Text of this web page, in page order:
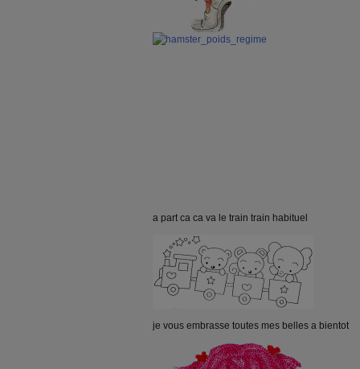
a part ca ca va le train train habituel
je vous embrasse toutes mes belles a bientot